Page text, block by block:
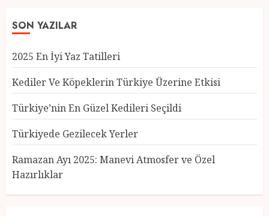
SON YAZILAR
2025 En İyi Yaz Tatilleri
Kediler Ve Köpeklerin Türkiye Üzerine Etkisi
Türkiye’nin En Güzel Kedileri Seçildi
Türkiyede Gezilecek Yerler
Ramazan Ayı 2025: Manevi Atmosfer ve Özel
Hazırlıklar
Türkiye’nin En Güzel Kedileri
Seçildi
12 MART 2025